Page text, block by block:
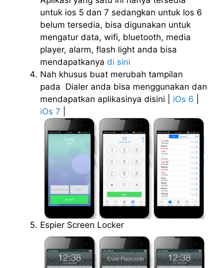
untuk ios 5 dan 7 sedangkan untuk Ios 6
belum tersedia, bisa digunakan untuk
mengatur data, wifi, bluetooth, media
player, alarm, flash light anda bisa
mendapatkanya di sini
Nah khusus buat merubah tampilan
pada Dialer anda bisa menggunakan dan
mendapatkan aplikasinya disini | iOs 6
iOs 7
Espier Screen Locker